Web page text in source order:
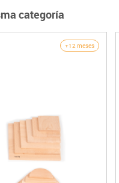
categoría
+12 meses